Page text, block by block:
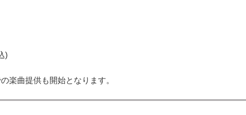
)
楽曲提供も開始となります。